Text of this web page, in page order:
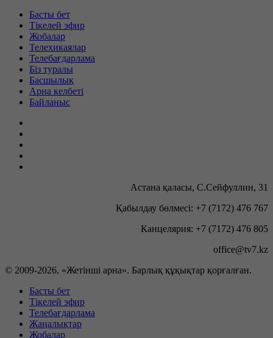
Басты бет
Тікелей эфир
Жобалар
Телехикаялар
Телебағдарлама
Біз туралы
Басшылық
Арна келбеті
Байланыс
Астана қаласы, С.Сейфуллин, 31
Қабылдау бөлмесі: +7 (7172) 476 767
Канцелярия: +7 (7172) 476 805
office@tv7.kz
© 2009-2026, «Жетінші арна». Барлық құқықтар қорғалған.
Басты бет
Тікелей эфир
Телебағдарлама
Жаңалықтар
Жобалар